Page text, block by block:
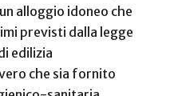
alloggio idoneo che
previsti dalla legge
edilizia
che sia fornito